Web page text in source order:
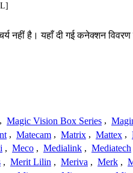
नहीं है। यहाँ दी गई कनेक्शन
, Magic Vision Box Series ,
, Matecam , Matrix , Mattex ,
, Meco , Medialink , Mediatech
, Merit Lilin , Meriva , Merk ,